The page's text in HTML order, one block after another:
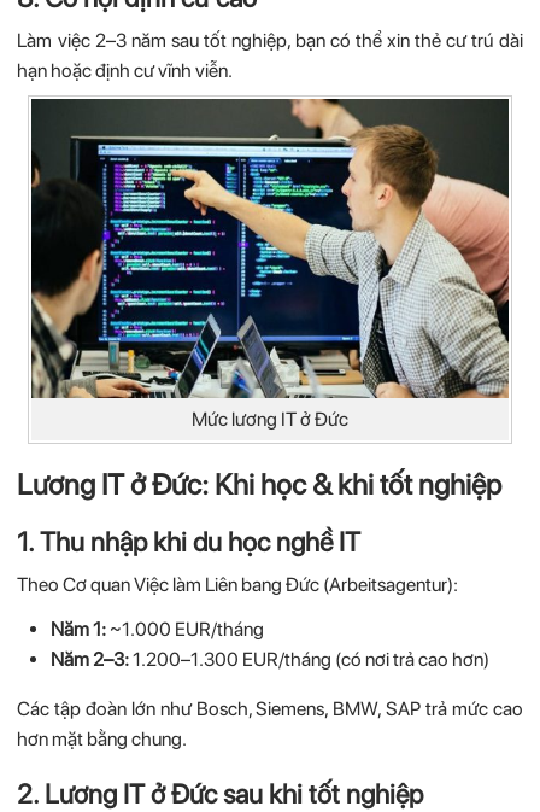
Làm việc 2–3 năm sau tốt nghiệp, bạn có thể xin thẻ cư trú dài
hạn hoặc định cư vĩnh viễn.
Mức lương IT ở Đức
Lương IT ở Đức: Khi học & khi tốt nghiệp
1. Thu nhập khi du học nghề IT
Theo Cơ quan Việc làm Liên bang Đức (Arbeitsagentur):
Năm 1:~1.000 EUR/tháng
Năm 2–3:1.200–1.300 EUR/tháng (có nơi trả cao hơn)
Các tập đoàn lớn như Bosch, Siemens, BMW, SAP trả mức cao
hơn mặt bằng chung.
2. Lương IT ở Đức sau khi tốt nghiệp